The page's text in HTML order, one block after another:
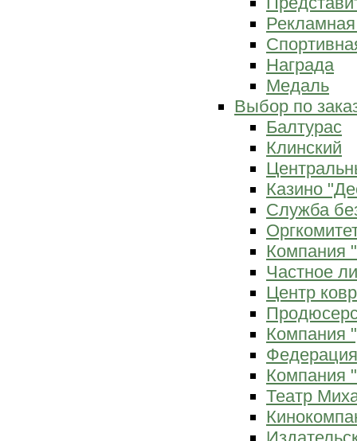
Награда
Медаль
Выбор по
Балтурас
Клинский
Казино
Служба
Компания
Частное
Центр
Компания
Компания
Театр